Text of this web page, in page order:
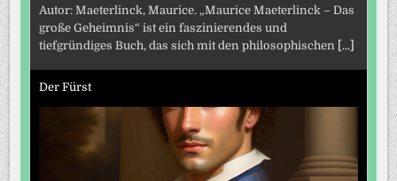
Autor: Maeterlinck, Maurice. „Maurice Maeterlinck – Das
große Geheimnis“ ist ein faszinierendes und
tiefgründiges Buch, das sich mit den philosophischen [...]
Der Fürst